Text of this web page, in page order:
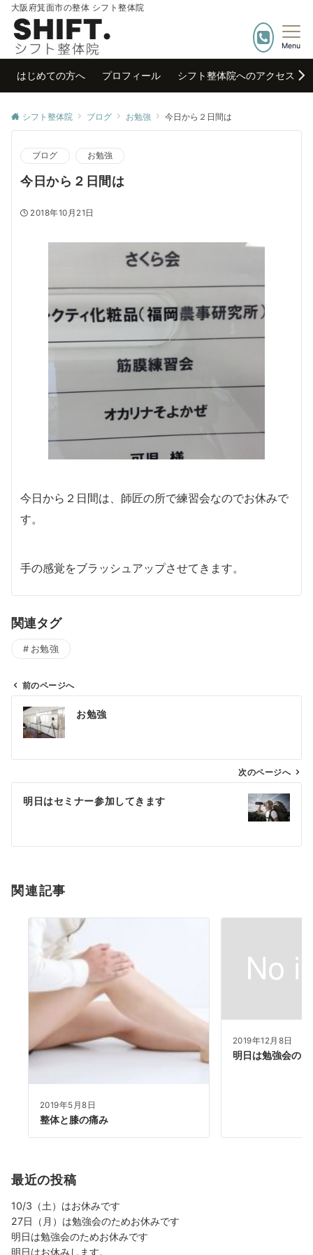
大阪府箕面市の整体 シフト整体院
Menu
はじめての方へ プロフィール シフト整体院へのアクセス
シフト整体院 ブログ お勉強 今日から２日間は
ブログ お勉強
今日から２日間は
2018年10月21日
今日から２日間は、師匠の所で練習会なのでお休みで
す。
手の感覚をブラッシュアップさせてきます。
関連タグ
お勉強
ン
前のページへ
お勉強
次のページへ
明日はセミナー参加してきます
関連記事
2019年5月8日
整体と膝の痛み
2019年12月8日
明日は勉強会の
最近の投稿
10/3（土）はお休みです
27日（月）は勉強会のためお休みです
明日は勉強会のためお休みです
明日はお休みします。